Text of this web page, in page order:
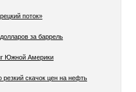
поток»
за баррель
Южной Америки
скачок цен на нефть